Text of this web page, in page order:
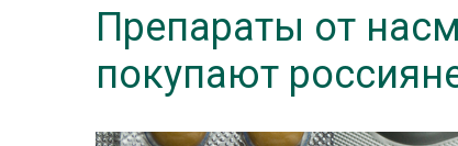
Препараты от
покупают